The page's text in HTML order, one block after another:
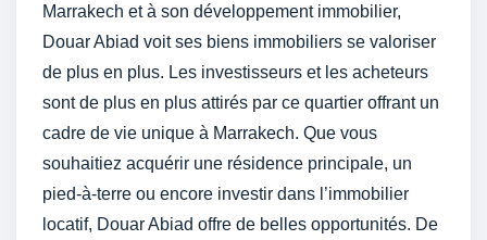
Marrakech et à son développement immobilier,
Douar Abiad voit ses biens immobiliers se valoriser
de plus en plus. Les investisseurs et les acheteurs
sont de plus en plus attirés par ce quartier offrant un
cadre de vie unique à Marrakech. Que vous
souhaitiez acquérir une résidence principale, un
pied-à-terre ou encore investir dans l’immobilier
locatif, Douar Abiad offre de belles opportunités. De